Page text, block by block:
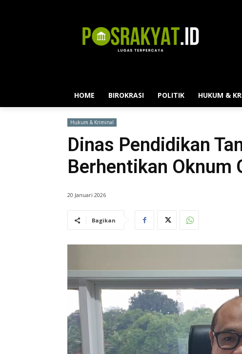
HOME BIROKRASI POLITIK HUKUM &
Hukum & Kriminal
Dinas Pendidikan
Berhentikan Oknum
20 Januari 2026
Bagikan